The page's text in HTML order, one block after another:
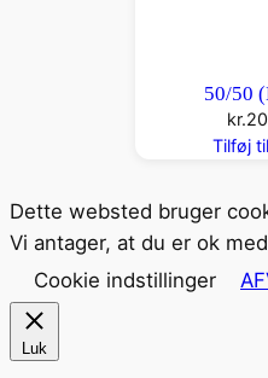
50/50
kr.
Tilføj
Dette websted bruger
Vi antager, at du er ok
Cookie indstillinger
Luk